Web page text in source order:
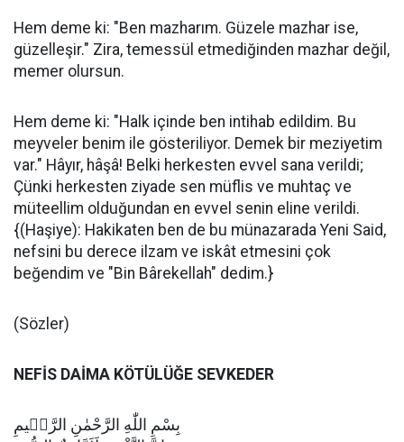
Hem deme ki: "Ben mazharım. Güzele mazhar ise,
güzelleşir." Zira, temessül etmediğinden mazhar değil,
memer olursun.
Hem deme ki: "Halk içinde ben intihab edildim. Bu
meyveler benim ile gösteriliyor. Demek bir meziyetim
var." Hâyır, hâşâ! Belki herkesten evvel sana verildi;
Çünki herkesten ziyade sen müflis ve muhtaç ve
müteellim olduğundan en evvel senin eline verildi.
{(Haşiye): Hakikaten ben de bu münazarada Yeni Said,
nefsini bu derece ilzam ve iskât etmesini çok
beğendim ve "Bin Bârekellah" dedim.}
(Sözler)
NEFİS DAİMA KÖTÜLÜĞE SEVKEDER
بِسْمِ اللّٰهِ الرَّحْمٰنِ الرَّح۪يمِ